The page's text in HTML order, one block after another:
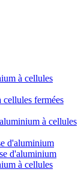
à cellules
fermées
à cellules
d'aluminium
d'aluminium
à cellules